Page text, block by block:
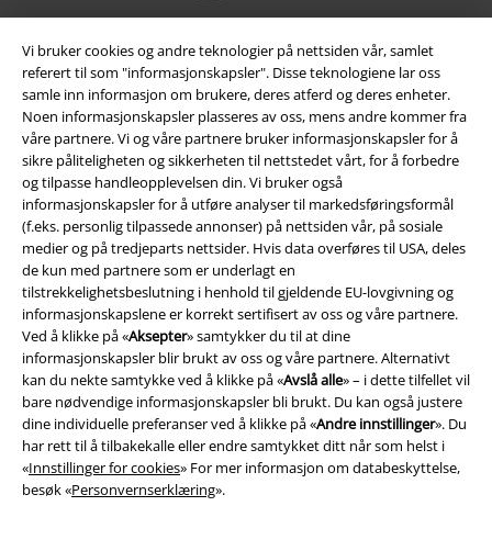
Vi bruker cookies og andre teknologier på nettsiden vår, samlet
referert til som "informasjonskapsler". Disse teknologiene lar oss
samle inn informasjon om brukere, deres atferd og deres enheter.
Noen informasjonskapsler plasseres av oss, mens andre kommer fra
våre partnere. Vi og våre partnere bruker informasjonskapsler for å
sikre påliteligheten og sikkerheten til nettstedet vårt, for å forbedre
og tilpasse handleopplevelsen din. Vi bruker også
informasjonskapsler for å utføre analyser til markedsføringsformål
(f.eks. personlig tilpassede annonser) på nettsiden vår, på sosiale
medier og på tredjeparts nettsider. Hvis data overføres til USA, deles
de kun med partnere som er underlagt en
tilstrekkelighetsbeslutning i henhold til gjeldende EU-lovgivning og
informasjonskapslene er korrekt sertifisert av oss og våre partnere.
Ved å klikke på «Aksepter» samtykker du til at dine
informasjonskapsler blir brukt av oss og våre partnere. Alternativt
kan du nekte samtykke ved å klikke på «Avslå alle» – i dette tilfellet vil
bare nødvendige informasjonskapsler bli brukt. Du kan også justere
dine individuelle preferanser ved å klikke på «Andre innstillinger». Du
har rett til å tilbakekalle eller endre samtykket ditt når som helst i
«Innstillinger for cookies» For mer informasjon om databeskyttelse,
besøk «Personvernserklæring».
Juridisk informasjon/Vilkår
Vilkår
Impressum
Konfidensialitetserklæring
Avfallshåndtering og miljøbeskyttelse
Samsvarserklæring